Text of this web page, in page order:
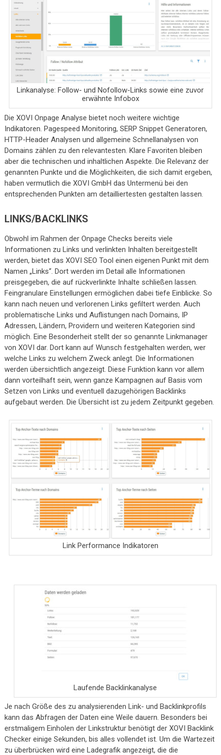
Linkanalyse: Follow- und Nofollow-Links sowie eine zuvor
erwähnte Infobox
Die XOVI Onpage Analyse bietet noch weitere wichtige
Indikatoren. Pagespeed Monitoring, SERP Snippet Generatoren,
HTTP-Header Analysen und allgemeine Schnellanalysen von
Domains zählen zu den relevantesten. Klare Favoriten bleiben
aber die technischen und inhaltlichen Aspekte. Die Relevanz der
genannten Punkte und die Möglichkeiten, die sich damit ergeben,
haben vermutlich die XOVI GmbH das Untermenü bei den
entsprechenden Punkten am detailliertesten gestalten lassen.
LINKS/BACKLINKS
Obwohl im Rahmen der Onpage Checks bereits viele
Informationen zu Links und verlinkten Inhalten bereitgestellt
werden, bietet das XOVI SEO Tool einen eigenen Punkt mit dem
Namen „Links“. Dort werden im Detail alle Informationen
preisgegeben, die auf rückverlinkte Inhalte schließen lassen.
Feingranulare Einstellungen ermöglichen dabei tiefe Einblicke. So
kann nach neuen und verlorenen Links gefiltert werden. Auch
problematische Links und Auflistungen nach Domains, IP
Adressen, Ländern, Providern und weiteren Kategorien sind
möglich. Eine Besonderheit stellt der so genannte Linkmanager
von XOVI dar. Dort kann auf Wunsch festgehalten werden, wer
welche Links zu welchem Zweck anlegt. Die Informationen
werden übersichtlich angezeigt. Diese Funktion kann vor allem
dann vorteilhaft sein, wenn ganze Kampagnen auf Basis vom
Setzen von Links und eventuell dazugehörigen Backlinks
aufgebaut werden. Die Übersicht ist zu jedem Zeitpunkt gegeben.
Link Performance Indikatoren
Laufende Backlinkanalyse
Je nach Größe des zu analysierenden Link- und Backlinkprofils
kann das Abfragen der Daten eine Weile dauern. Besonders bei
erstmaligem Einholen der Linkstruktur benötigt der XOVI Backlink
Checker einige Sekunden, bis alles vollendet ist. Um die Wartezeit
zu überbrücken wird eine Ladegrafik angezeigt, die die